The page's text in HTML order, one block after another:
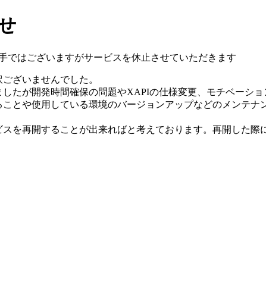
ではございますがサービスを休止させていただきます
ざいませんでした。
たが開発時間確保の問題やXAPIの仕様変更、モチベーシ
とや使用している環境のバージョンアップなどのメンテ
を再開することが出来ればと考えております。再開した際